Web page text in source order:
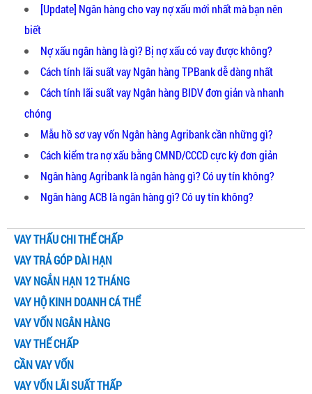
[Update] Ngân hàng cho vay nợ xấu mới nhất mà bạn nên
biết
Nợ xấu ngân hàng là gì? Bị nợ xấu có vay được không?
Cách tính lãi suất vay Ngân hàng TPBank dễ dàng nhất
Cách tính lãi suất vay Ngân hàng BIDV đơn giản và nhanh
chóng
Mẫu hồ sơ vay vốn Ngân hàng Agribank cần những gì?
Cách kiểm tra nợ xấu bằng CMND/CCCD cực kỳ đơn giản
Ngân hàng Agribank là ngân hàng gì? Có uy tín không?
Ngân hàng ACB là ngân hàng gì? Có uy tín không?
VAY THẤU CHI THẾ CHẤP
VAY TRẢ GÓP DÀI HẠN
VAY NGẮN HẠN 12 THÁNG
VAY HỘ KINH DOANH CÁ THỂ
VAY VỐN NGÂN HÀNG
VAY THẾ CHẤP
CẦN VAY VỐN
VAY VỐN LÃI SUẤT THẤP